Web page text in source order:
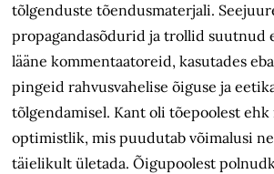
tõlgenduste tõendusmaterjali.
propagandasõdurid ja trollid suutnud
lääne kommentaatoreid, kasutades
pingeid rahvusvahelise õiguse ja
tõlgendamisel. Kant oli tõepoolest
optimistlik, mis puudutab võimalusi
täielikult ületada. Õigupoolest